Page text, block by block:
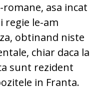
asa incat
regie le-am
obtinand niste
chiar daca la
sunt rezident
in Franta.